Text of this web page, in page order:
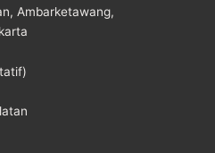
Ambarketawang,